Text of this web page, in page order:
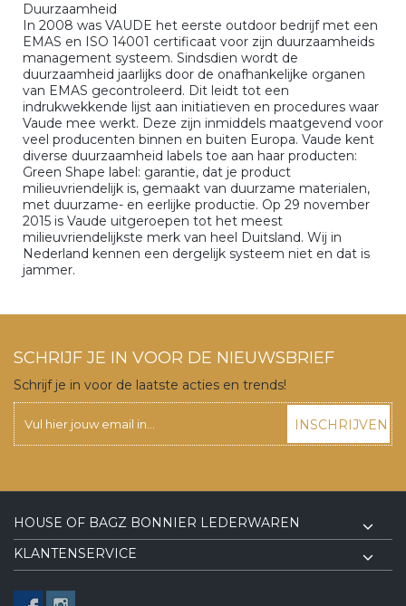
Duurzaamheid
In 2008 was VAUDE het eerste outdoor bedrijf met een
EMAS en ISO 14001 certificaat voor zijn duurzaamheids
management systeem. Sindsdien wordt de
duurzaamheid jaarlijks door de onafhankelijke organen
van EMAS gecontroleerd. Dit leidt tot een
indrukwekkende lijst aan initiatieven en procedures waar
Vaude mee werkt. Deze zijn inmiddels maatgevend voor
veel producenten binnen en buiten Europa. Vaude kent
diverse duurzaamheid labels toe aan haar producten:
Green Shape label: garantie, dat je product
milieuvriendelijk is, gemaakt van duurzame materialen,
met duurzame- en eerlijke productie. Op 29 november
2015 is Vaude uitgeroepen tot het meest
milieuvriendelijkste merk van heel Duitsland. Wij in
Nederland kennen een dergelijk systeem niet en dat is
jammer.
SCHRIJF JE IN VOOR DE NIEUWSBRIEF
Schrijf je in voor de laatste acties en trends!
INSCHRIJVEN
HOUSE OF BAGZ BONNIER LEDERWAREN
KLANTENSERVICE